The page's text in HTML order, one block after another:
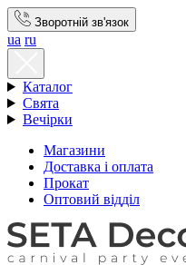
Зворотній зв'язок
ua ru
Каталог
Свята
Вечірки
Магазини
Доставка і оплата
Прокат
Оптовий відділ